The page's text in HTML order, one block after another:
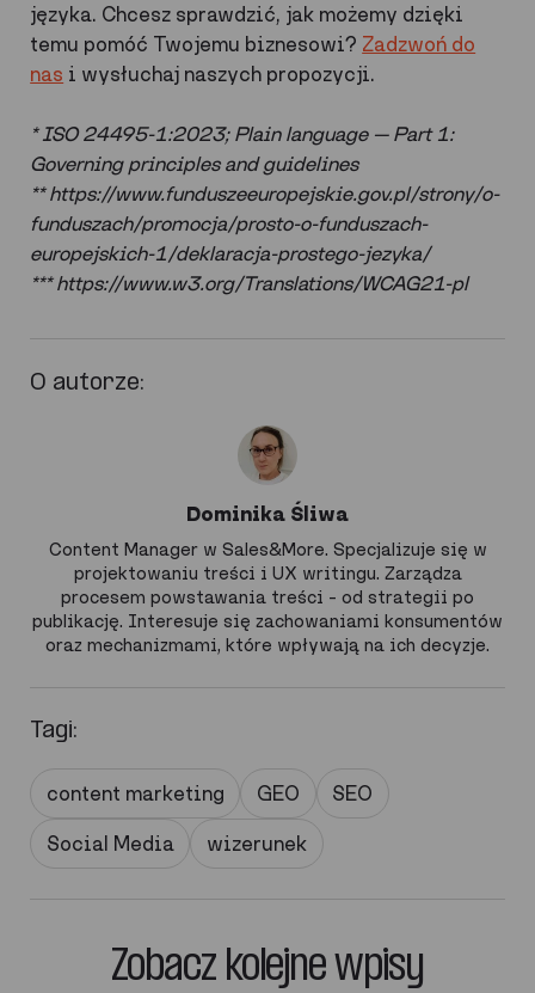
języka. Chcesz sprawdzić, jak możemy dzięki
temu pomóć Twojemu biznesowi? Zadzwoń do
nas i wysłuchaj naszych propozycji.
* ISO 24495-1:2023; Plain language — Part 1:
Governing principles and guidelines
** https://www.funduszeeuropejskie.gov.pl/strony/o-
funduszach/promocja/prosto-o-funduszach-
europejskich-1/deklaracja-prostego-jezyka/
*** https://www.w3.org/Translations/WCAG21-pl
O autorze:
Dominika Śliwa
Content Manager w Sales&More. Specjalizuje się w
projektowaniu treści i UX writingu. Zarządza
procesem powstawania treści – od strategii po
publikację. Interesuje się zachowaniami konsumentów
oraz mechanizmami, które wpływają na ich decyzje.
Tagi:
content marketing GEO SEO
Social Media wizerunek
Zobacz kolejne wpisy